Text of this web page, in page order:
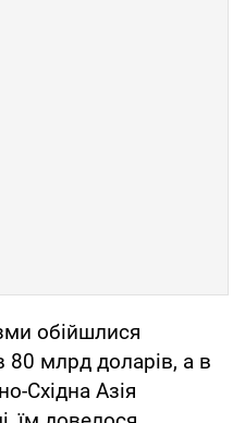
обійшлися
80 млрд доларів, а в
Східна Азія